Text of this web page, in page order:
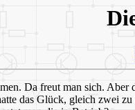
Da freut man sich.
das Glück, gleich zwei